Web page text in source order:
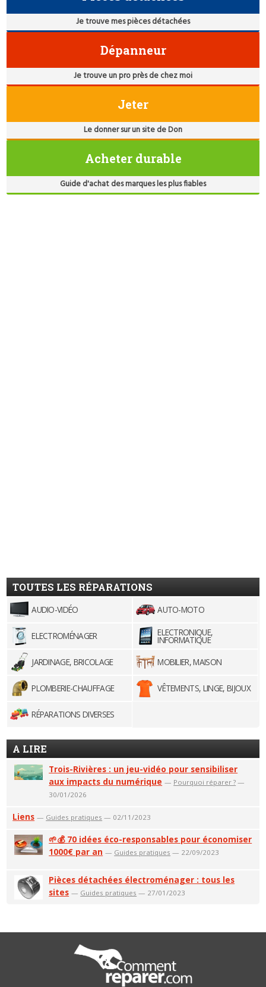
Je trouve mes pièces détachées
Dépanneur
Je trouve un pro près de chez moi
Jeter
Le donner sur un site de Don
Acheter durable
Guide d'achat des marques les plus fiables
TOUTES LES RÉPARATIONS
AUDIO-VIDÉO AUTO-MOTO
ELECTROMÉNAGER ELECTRONIQUE,
INFORMATIQUE
JARDINAGE, BRICOLAGE
MOBILIER, MAISON
PLOMBERIE-CHAUFFAGE VÊTEMENTS, LINGE, BIJOUX
RÉPARATIONS DIVERSES
A LIRE
Trois-Rivières : un jeu-vidéo pour sensibiliser
aux impacts du numérique — Pourquoi réparer ? —
30/01/2026
Liens — Guides pratiques — 02/11/2023
🌱💰 70 idées éco-responsables pour économiser
1000€ par an — Guides pratiques — 22/09/2023
Pièces détachées électroménager : tous les
sites — Guides pratiques — 27/01/2023